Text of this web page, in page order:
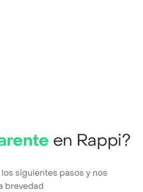
en Rappi?
siguientes pasos y nos
brevedad